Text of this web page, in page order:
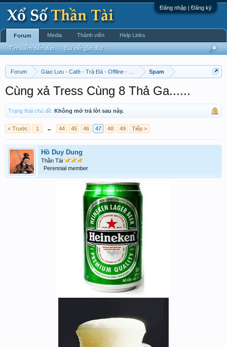
Đăng nhập | Đăng ký
Forum Giao Lưu - Café - Trà Đá - Offline - Tỉnh Tò Hihi!
Spam
Cùng xả Tress Cùng 8 Thả Ga......
Trạng thái chủ đề: Không mở trả lời sau này.
< Trước 1 ← 44 45 46 47 48 49 Tiếp >
Hồ Duy Dung
Thần Tài
Perennial member
Forum
Tìm kiếm diễn đàn Bài viết gần đây
Media Thành viên Help Links